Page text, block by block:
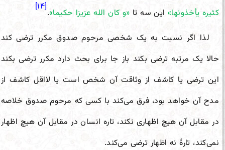
کثیره یأخذونها» این سه تا «و کان الله عزیزا حکیما».
[۱۴]
لذا اگر نسبت به یک شخصی مرحوم صدوق مکرر ترضی کند
حالا یک مرتبه ترضی بکند باز جا برای بحث دارد مکرر ترضی بکند
این ترضی یا کاشف از وثاقت آن شخص است یا لااقل کاشف از
مدح آن خواهد بود، فرق می‌کند با کسی که مرحوم صدوق خلاصه
در مقابل آن هیچ اظهاری نکند، تاره انسان در مقابل آن هیچ اظهار
نمی‌کند، تارۀ نه اظهار ترضی می‌کند.